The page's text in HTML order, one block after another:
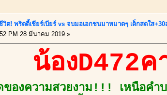
ต! พริตตี้เชียร์เบียร์ vs จบมอเอกชนมาหมาดๆ เด็กสดใส
PM 28 มีนาคม 2019 »
น้องD472ค
องความสวยงาม!!! เหนือคำบ